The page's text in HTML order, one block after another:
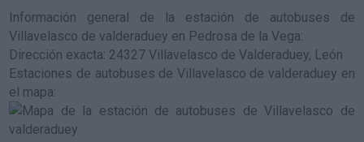
Información general de la estación de autobuses de
Villavelasco de valderaduey en Pedrosa de la Vega:
Dirección exacta: 24327 Villavelasco de Valderaduey, León
Estaciones de autobuses de Villavelasco de valderaduey en
el mapa: